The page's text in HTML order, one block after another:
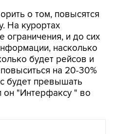
о том, повысятся
На курортах
ограничения, и до сих
насколько
будет рейсов и
на 20-30%
будет превышать
он "Интерфаксу " во